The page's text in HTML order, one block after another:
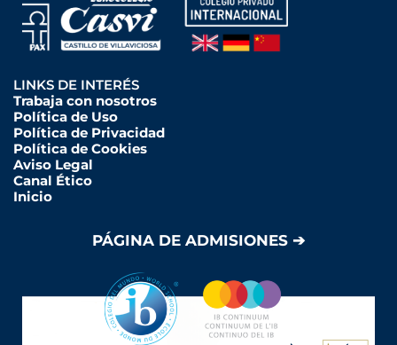
LINKS DE INTERÉS
Trabaja con nosotros
Política de Uso
Política de Privacidad
Política de Cookies
Aviso Legal
Canal Ético
Inicio
PÁGINA DE ADMISIONES ➔